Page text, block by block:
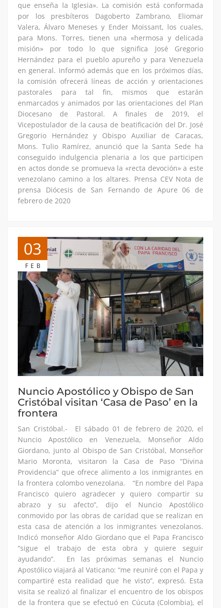
que enseña la Iglesia». La comisión está conformada
por los presbíteros Dagoberto Zambrano, Eliomar
Valera, Álvaro Meneses y Ender Moissant, los cuales,
para Mons. Torres, tienen una «hermosa y delicada
misión» por todo lo que significa José Gregorio
Hernández para el pueblo apureño y para Venezuela
en general. Informó además que en los próximos días,
la comisión ofrecerá líneas de acción y orientaciones
pastorales para tal fin, mismos que estarán
enmarcados y animados por las orientaciones del Plan
Diocesano de Pastoral. A finales de 2019, el
Vicepostulador de la causa de beatificación del Dr. José
Gregorio Hernández y Obispo Auxiliar de Caracas,
Mons. Tulio Ramírez, anunció que la Santa Sede ha
conseguido indulgencia plenaria a los que participen
en actos donde se promueva la «recta devoción» a este
venezolano camino a los altares. Prensa CEV Nota de
prensa Diócesis de San Fernando de Apure 06 de
febrero de 2020
03
FEB
Nuncio Apostólico y Obispo de San
Cristóbal visitan ‘Casa de Paso’ en la
frontera
San Cristóbal.- El sábado 01 de febrero de 2020, el
Nuncio Apostólico en Venezuela, Monseñor Aldo
Giordano, junto al Obispo de San Cristóbal, Monseñor
Mario Moronta, visitaron la Casa de Paso “Divina
Providencia” que ofrece alimento a los inmigrantes en
la frontera colombo venezolana. “En nombre del Papa
Francisco quiero agradecer y quiero compartir su
abrazo y su afecto”, dijo el Nuncio Apostólico
conmovido por las obras de caridad que se realizan en
esta casa de atención a los inmigrantes venezolanos.
Indicó monseñor Aldo Giordano que el Papa Francisco
“sigue el trabajo de esta obra y quiere seguir
ayudando”. En las próximas semanas el Nuncio
Apostólico viajará al Vaticano: “me reuniré con el Papa y
compartiré esta realidad que he visto”, expresó. Esta
visita se realizó al finalizar el encuentro de los obispos
de la frontera que se efectuó en Cúcuta (Colombia), el